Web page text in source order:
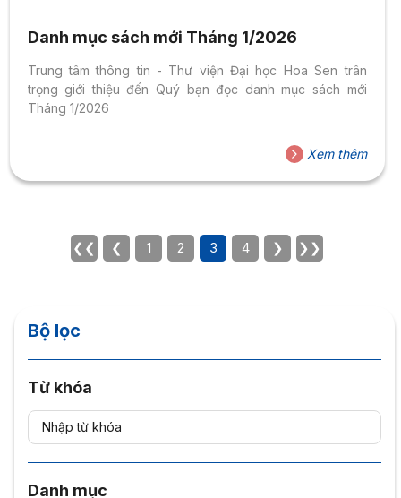
Danh mục sách mới Tháng 1/2026
Trung tâm thông tin - Thư viện Đại học Hoa Sen trân
trọng giới thiệu đến Quý bạn đọc danh mục sách mới
Tháng 1/2026
Xem thêm
❮❮ ❮ 1 2 3 4 ❯ ❯❯
Bộ lọc
Từ khóa
Danh mục